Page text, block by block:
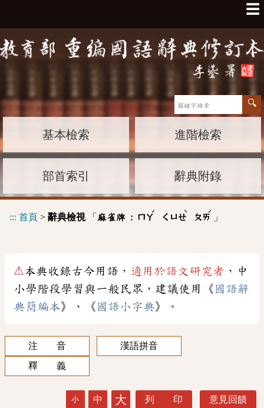
☰
基本檢索 進階檢索
部首索引 辭典附錄
::: 首頁 > 辭典檢視「 麻雀牌 : ㄇㄚ
ˊ
ㄑㄩㄝ
ˋ
ㄆㄞ
ˊ
」
⚠本典收錄古今用語， 適用於語文研究者 ，中
小學階段學習與一般民眾，建議使用《 國語辭
典簡編本》、《 國語小字典》。
注 音
漢語拼音
釋 義
小 中 大 列 印 意見回饋